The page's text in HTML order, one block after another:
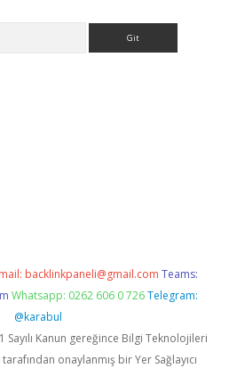
backlinkpaneli@gmail.com Teams:
Whatsapp: 0262 606 0 726 Telegram:
@karabul
Sayılı Kanun gereğince Bilgi Teknolojileri
onaylanmış bir Yer Sağlayıcı